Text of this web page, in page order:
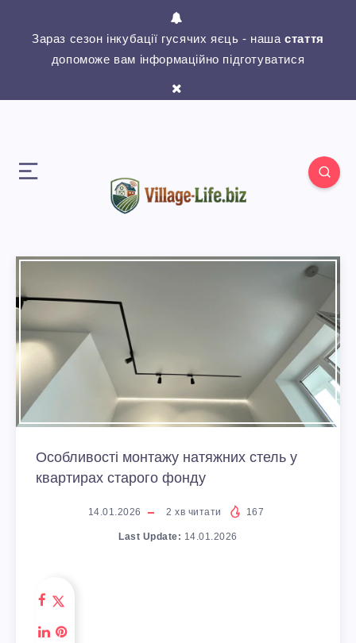
Зараз сезон інкубації гусячих яєць - нашастаття
допоможе вам інформаційно підготуватися
Особливості монтажу натяжних стель у
квартирах старого фонду
14.01.2026 2 хв читати 167
Last Update: 14.01.2026